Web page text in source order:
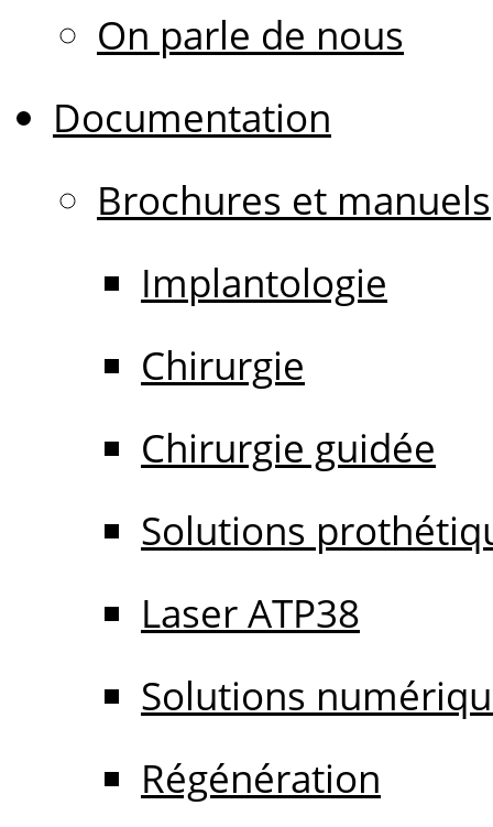
On parle de nous
Documentation
Brochures et manuels
Implantologie
Chirurgie
Chirurgie guidée
Solutions
Laser ATP38
Solutions
Régénération